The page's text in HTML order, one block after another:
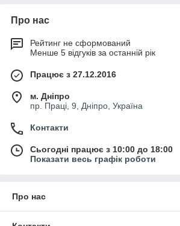
Про нас
Рейтинг не сформований
Менше 5 відгуків за останній рік
Працює з 27.12.2016
м. Дніпро
пр. Праці, 9, Дніпро, Україна
Контакти
Сьогодні працює з 10:00 до 18:00
Показати весь графік роботи
Про нас